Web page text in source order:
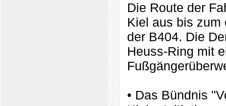
Die Route der
Kiel aus bis zum
der B404. Die
Heuss-Ring mit
• Das Bündnis